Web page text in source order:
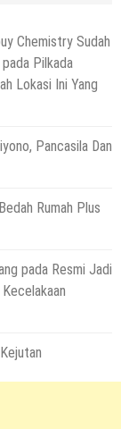
Chemistry Sudah
pada Pilkada
Lokasi Ini Yang
Pancasila Dan
Rumah Plus
pada Resmi Jadi